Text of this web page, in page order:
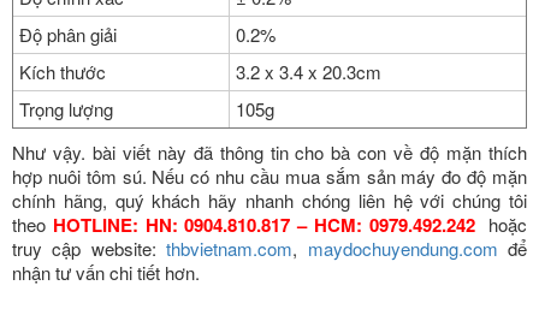
Độ phân giải
0.2%
Kích thước
3.2 x 3.4 x 20.3cm
Trọng lượng
105g
Như vậy. bài viết này đã thông tin cho bà con về độ mặn thích
hợp nuôi tôm sú. Nếu có nhu cầu mua sắm sản máy đo độ mặn
chính hãng, quý khách hãy nhanh chóng liên hệ với chúng tôi
theo HOTLINE: HN: 0904.810.817 – HCM: 0979.492.242 hoặc
truy cập website:thbvietnam.com, maydochuyendung.com để
nhận tư vấn chi tiết hơn.